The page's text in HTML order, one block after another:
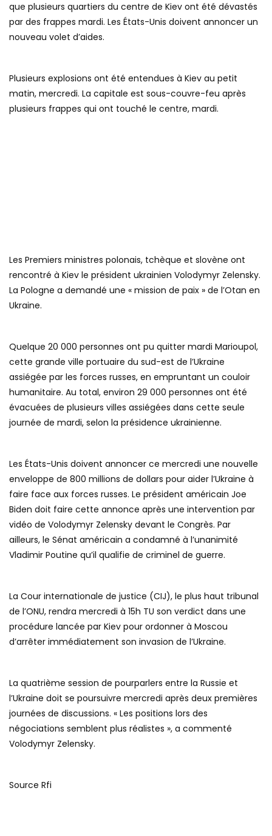
que plusieurs quartiers du centre de Kiev ont été dévastés
par des frappes mardi. Les États-Unis doivent annoncer un
nouveau volet d’aides.
Plusieurs explosions ont été entendues à Kiev au petit
matin, mercredi. La capitale est sous-couvre-feu après
plusieurs frappes qui ont touché le centre, mardi.
Les Premiers ministres polonais, tchèque et slovène ont
rencontré à Kiev le président ukrainien Volodymyr Zelensky.
La Pologne a demandé une « mission de paix » de l’Otan en
Ukraine.
Quelque 20 000 personnes ont pu quitter mardi Marioupol,
cette grande ville portuaire du sud-est de l’Ukraine
assiégée par les forces russes, en empruntant un couloir
humanitaire. Au total, environ 29 000 personnes ont été
évacuées de plusieurs villes assiégées dans cette seule
journée de mardi, selon la présidence ukrainienne.
Les États-Unis doivent annoncer ce mercredi une nouvelle
enveloppe de 800 millions de dollars pour aider l’Ukraine à
faire face aux forces russes. Le président américain Joe
Biden doit faire cette annonce après une intervention par
vidéo de Volodymyr Zelensky devant le Congrès. Par
ailleurs, le Sénat américain a condamné à l’unanimité
Vladimir Poutine qu’il qualifie de criminel de guerre.
La Cour internationale de justice (CIJ), le plus haut tribunal
de l’ONU, rendra mercredi à 15h TU son verdict dans une
procédure lancée par Kiev pour ordonner à Moscou
d’arrêter immédiatement son invasion de l’Ukraine.
La quatrième session de pourparlers entre la Russie et
l’Ukraine doit se poursuivre mercredi après deux premières
journées de discussions. « Les positions lors des
négociations semblent plus réalistes », a commenté
Volodymyr Zelensky.
Source Rfi